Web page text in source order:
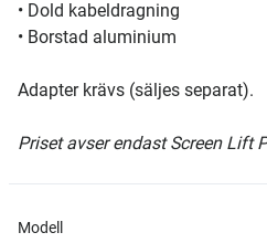
• Dold kabeldragning
• Borstad aluminium
Adapter krävs (säljes separat).
Priset avser endast Screen Lift
Modell